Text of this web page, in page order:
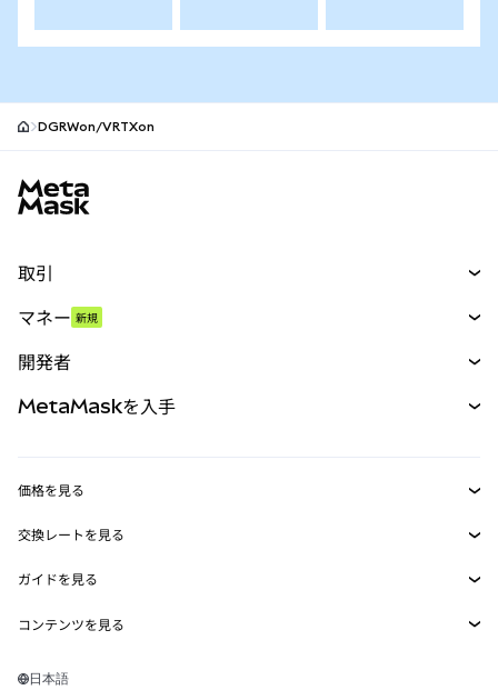
DGRWon/VRTXon
取引
パーペチュアル
RWA
マネー 新規
開発者
MetaMask Connect
Snaps
Web3サービス
MetaMaskを入手
セキュリティ
サポート
キャリア
価格を見る
イーサリアムの価格
Solanaの価格
Tetherの価格
交換レートを見る
ETH→USD
USDT→INR
BTC→INR
ガイドを見る
ETHの購入
コンテンツを見る
Solanaウォレット
日本語